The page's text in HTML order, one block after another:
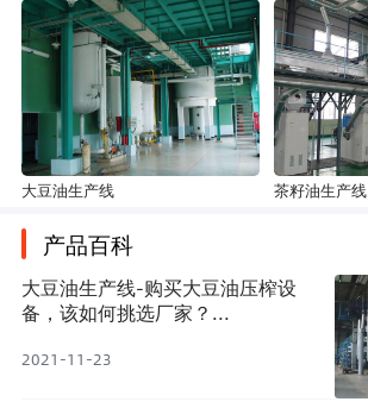
大豆油生产线 茶籽油生产线
产品百科
大豆油生产线-购买大豆油压榨设
备，该如何挑选厂家？...
2021-11-23